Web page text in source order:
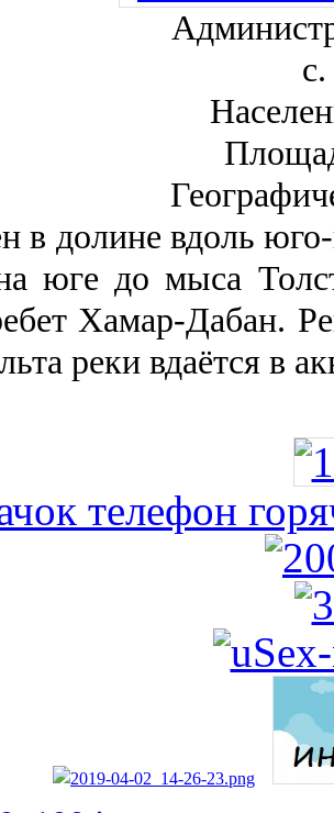
в долине вдоль
юге до мыса
Хамар-Дабан.
реки вда­ётся в